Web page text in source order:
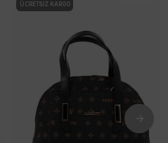
ÜCRETSIZ KARGO